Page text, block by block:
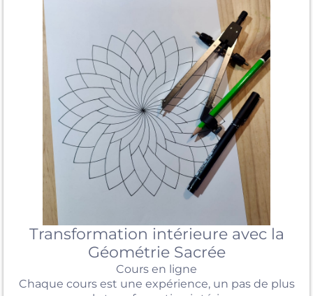
Transformation intérieure avec la
Géométrie Sacrée
Cours en ligne
Chaque cours est une expérience, un pas de plus